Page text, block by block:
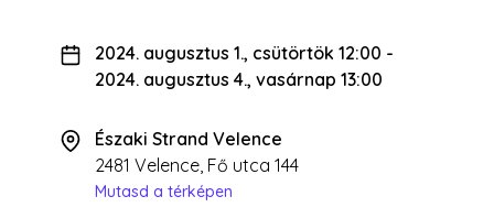
2024. augusztus 1., csütörtök 12:00 -
2024. augusztus 4., vasárnap 13:00
Északi Strand Velence
2481 Velence, Fő utca 144
Mutasd a térképen